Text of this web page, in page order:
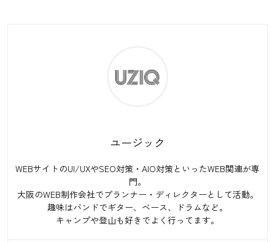
ユージック
WEBサイトのUI/UXやSEO対策・AIO対策といったWEB関連が専
門。
大阪のWEB制作会社でプランナー・ディレクターとして活動。
趣味はバンドでギター、ベース、ドラムなど。
キャンプや登山も好きでよく行ってます。